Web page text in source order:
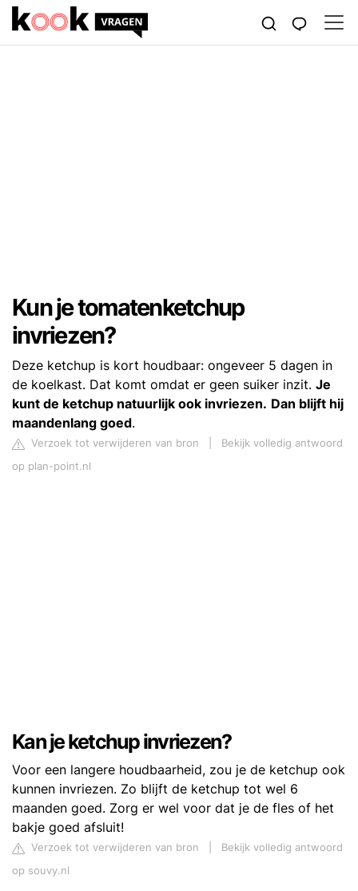
Kun je tomatenketchup
invriezen?
Deze ketchup is kort houdbaar: ongeveer 5 dagen in
de koelkast. Dat komt omdat er geen suiker inzit. Je
kunt de ketchup natuurlijk ook invriezen. Dan blijft hij
maandenlang goed.
Verzoek tot verwijderen van bron
Bekijk volledig antwoord
op plan-point.nl
Kan je ketchup invriezen?
Voor een langere houdbaarheid, zou je de ketchup ook
kunnen invriezen. Zo blijft de ketchup tot wel 6
maanden goed. Zorg er wel voor dat je de fles of het
bakje goed afsluit!
Verzoek tot verwijderen van bron
Bekijk volledig antwoord
op souvy.nl